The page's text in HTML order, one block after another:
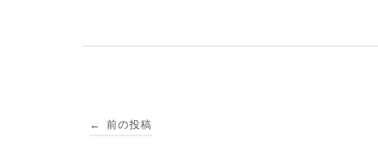
← 前の投稿